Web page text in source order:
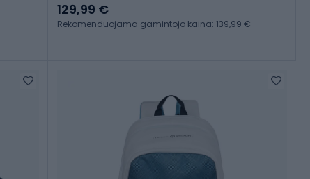
129,99 €
Rekomenduojama gamintojo kaina: 139,99 €